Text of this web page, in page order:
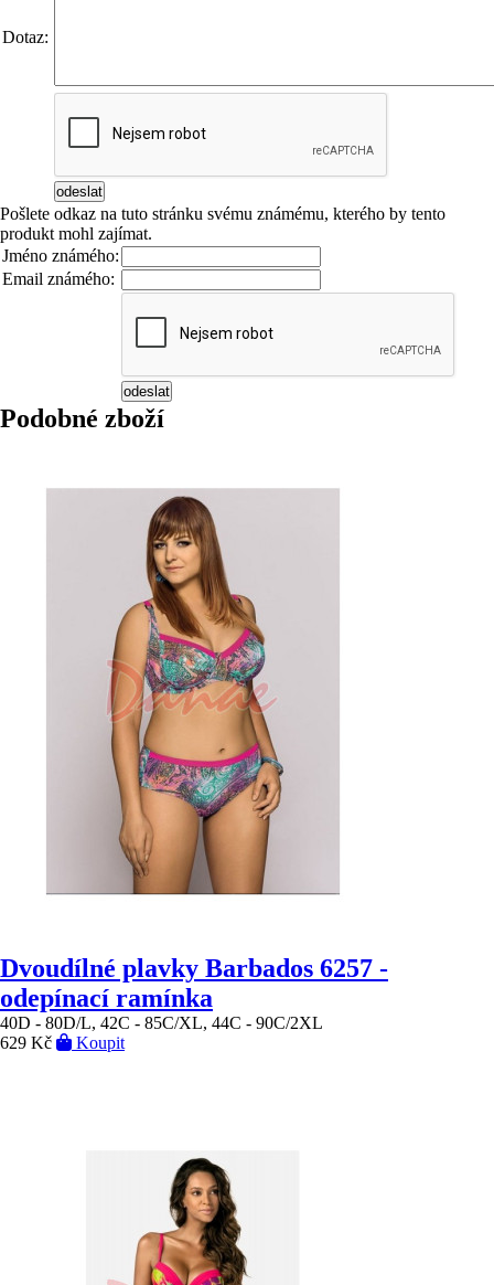
Dotaz:
Pošlete odkaz na tuto stránku svému známému, kterého by tento
produkt mohl zajímat.
Jméno známého:
Email známého:
Podobné zboží
Dvoudílné plavky Barbados 6257 -
odepínací ramínka
40D - 80D/L, 42C - 85C/XL, 44C - 90C/2XL
629 Kč
Koupit